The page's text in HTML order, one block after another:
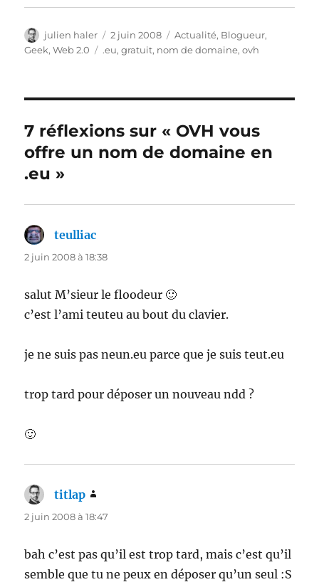
Auteur
julien haler
Publié
le
2 juin 2008 Catégories
Actualité, Blogueur,
Geek,Web 2.0 Étiquettes
.eu,gratuit, nom de domaine,ovh
7 réflexions sur « OVH vous
offre un nom de domaine en
.eu »
teulliac
2 juin 2008 à 18:38
salut M’sieur le floodeur 🙂
c’est l’ami teuteu au bout du clavier.
je ne suis pas neun.eu parce que je suis teut.eu
trop tard pour déposer un nouveau ndd ?
🙂
titlap
2 juin 2008 à 18:47
bah c’est pas qu’il est trop tard, mais c’est qu’il
semble que tu ne peux en déposer qu’un seul :S